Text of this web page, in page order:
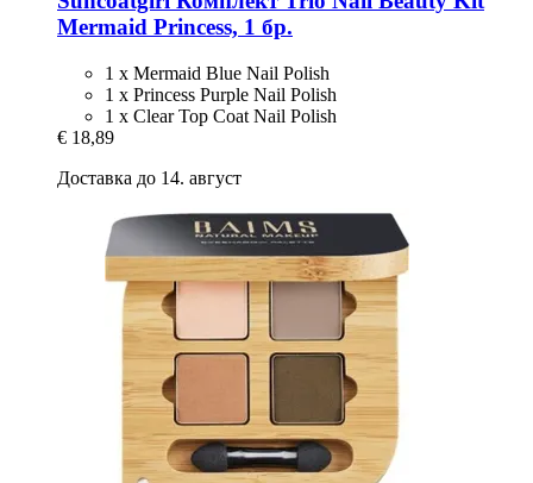
Mermaid Princess, 1 бр.
1 x Mermaid Blue Nail Polish
1 x Princess Purple Nail Polish
1 x Clear Top Coat Nail Polish
€ 18,89
Доставка до 14. август